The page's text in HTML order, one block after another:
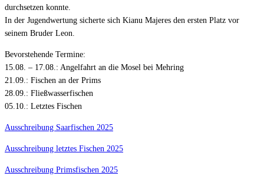
durchsetzen konnte.
In der Jugendwertung sicherte sich Kianu Majeres den ersten Platz vor
seinem Bruder Leon.
Bevorstehende Termine:
15.08. – 17.08.: Angelfahrt an die Mosel bei Mehring
21.09.: Fischen an der Prims
28.09.: Fließwasserfischen
05.10.: Letztes Fischen
Ausschreibung Saarfischen 2025
Ausschreibung letztes Fischen 2025
Ausschreibung Primsfischen 2025